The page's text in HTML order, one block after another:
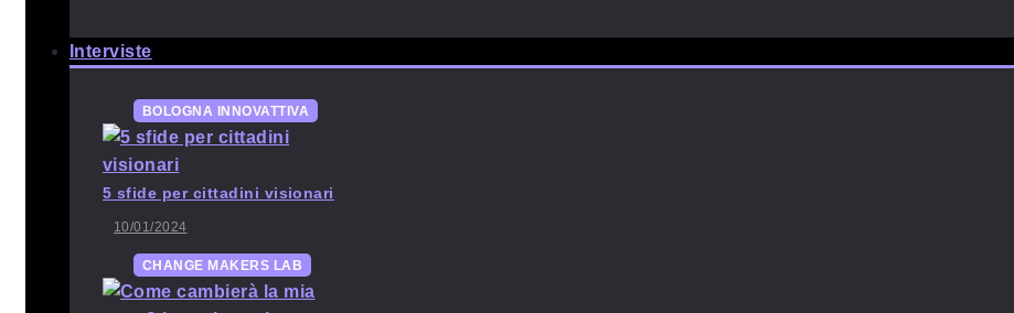
Interviste
BOLOGNA INNOVATTIVA
5 sfide per cittadini visionari
10/01/2024
CHANGE MAKERS LAB